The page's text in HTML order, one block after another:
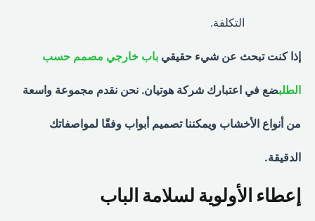
التكلفة.
إذا كنت تبحث عن شيء حقيقيباب خارجي مصمم حسب
الطلبضع في اعتبارك شركة هوتيان. نحن نقدم مجموعة واسعة
من أنواع الأخشاب ويمكننا تصميم أبواب وفقًا لمواصفاتك
الدقيقة.
إعطاء الأولوية لسلامة الباب